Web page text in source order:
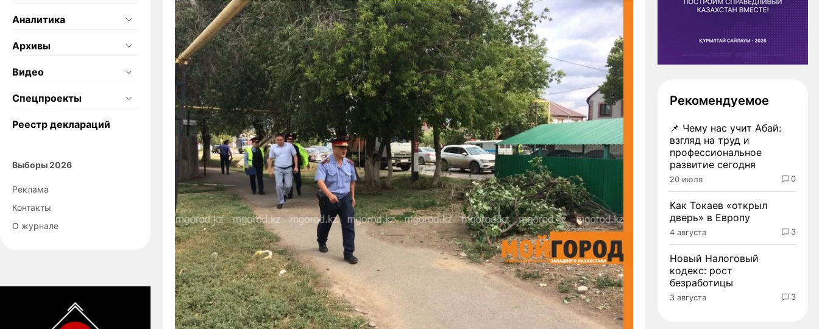
Аналитика
Архивы
Видео
Спецпроекты
Реестр деклараций
Выборы 2026
Реклама
Контакты
О журнале
Рекомендуемое
📌 Чему нас учит Абай:
взгляд на труд и
профессиональное
развитие сегодня
20 июля 0
Как Токаев «открыл
дверь» в Европу
4 августа 3
Новый Налоговый
кодекс: рост
безработицы
3 августа 3